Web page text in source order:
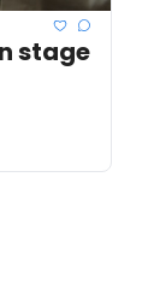
stage